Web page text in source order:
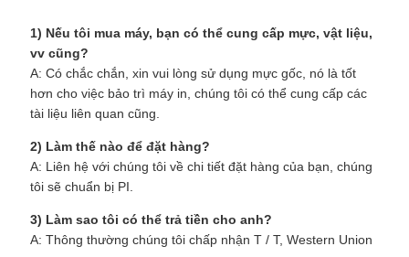
1) Nếu tôi mua máy, bạn có thể cung cấp mực, vật liệu,
vv cũng?
A: Có chắc chắn, xin vui lòng sử dụng mực gốc, nó là tốt
hơn cho việc bảo trì máy in, chúng tôi có thể cung cấp các
tài liệu liên quan cũng.
2) Làm thế nào để đặt hàng?
A: Liên hệ với chúng tôi về chi tiết đặt hàng của bạn, chúng
tôi sẽ chuẩn bị PI.
3) Làm sao tôi có thể trả tiền cho anh?
A: Thông thường chúng tôi chấp nhận T / T, Western Union